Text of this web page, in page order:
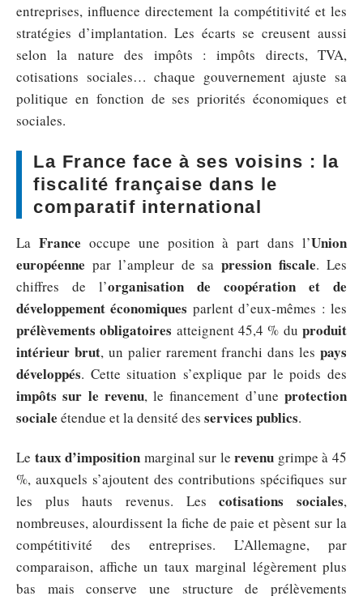
entreprises, influence directement la compétitivité et les
stratégies d’implantation. Les écarts se creusent aussi
selon la nature des impôts : impôts directs, TVA,
cotisations sociales… chaque gouvernement ajuste sa
politique en fonction de ses priorités économiques et
sociales.
La France face à ses voisins : la
fiscalité française dans le
comparatif international
La France occupe une position à part dans l’Union
européenne par l’ampleur de sapression fiscale. Les
chiffres de l’organisation de coopération et de
développement économiques parlent d’eux-mêmes : les
prélèvements obligatoires atteignent 45,4 % duproduit
intérieur brut, un palier rarement franchi dans les pays
développés. Cette situation s’explique par le poids des
impôts sur le revenu, le financement d’uneprotection
sociale étendue et la densité des services publics.
Le taux d’imposition marginal sur lerevenu grimpe à 45
%, auxquels s’ajoutent des contributions spécifiques sur
les plus hauts revenus. Lescotisations sociales,
nombreuses, alourdissent la fiche de paie et pèsent sur la
compétitivité des entreprises. L’Allemagne, par
comparaison, affiche un taux marginal légèrement plus
bas mais conserve une structure de prélèvements